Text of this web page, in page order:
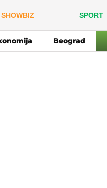
SHOWBIZ SPORT
Beograd